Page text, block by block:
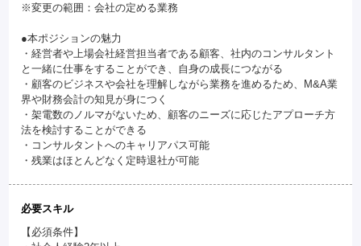
※変更の範囲：会社の定める業務
●本ポジションの魅力
・経営者や上場会社経営担当者である顧客、社内のコンサルタント
と一緒に仕事をすることができ、自身の成長につながる
・顧客のビジネスや会社を理解しながら業務を進めるため、M&A業
界や財務会計の知見が身につく
・架電数のノルマがないため、顧客のニーズに応じたアプローチ方
法を検討することができる
・コンサルタントへのキャリアパス可能
・残業はほとんどなく定時退社が可能
必要スキル
【必須条件】